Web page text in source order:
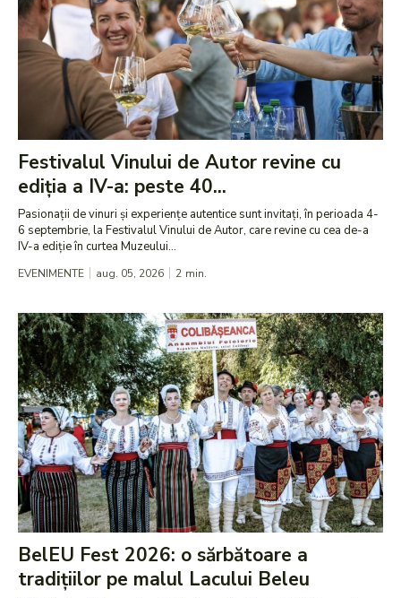
Festivalul Vinului de Autor revine cu
ediția a IV-a: peste 40...
Pasionații de vinuri și experiențe autentice sunt invitați, în perioada 4-
6 septembrie, la Festivalul Vinului de Autor, care revine cu cea de-a
IV-a ediție în curtea Muzeului...
EVENIMENTE aug. 05, 2026 2 min.
BelEU Fest 2026: o sărbătoare a
tradițiilor pe malul Lacului Beleu